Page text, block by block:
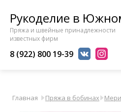
Рукоделие в
Пряжа и швейные принадлежности
известных фирм
8 (922) 800 19-39
Главная Пряжа в бобинах